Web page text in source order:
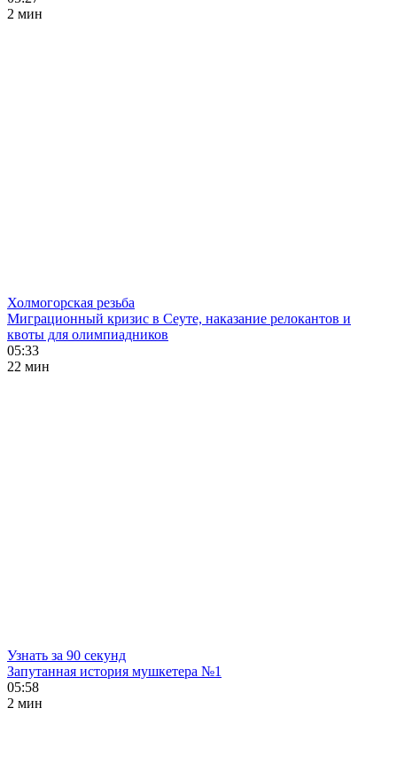
2 мин
Холмогорская резьба
Миграционный кризис в Сеуте, наказание релокантов и
квоты для олимпиадников
05:33
22 мин
Узнать за 90 секунд
Запутанная история мушкетера №1
05:58
2 мин